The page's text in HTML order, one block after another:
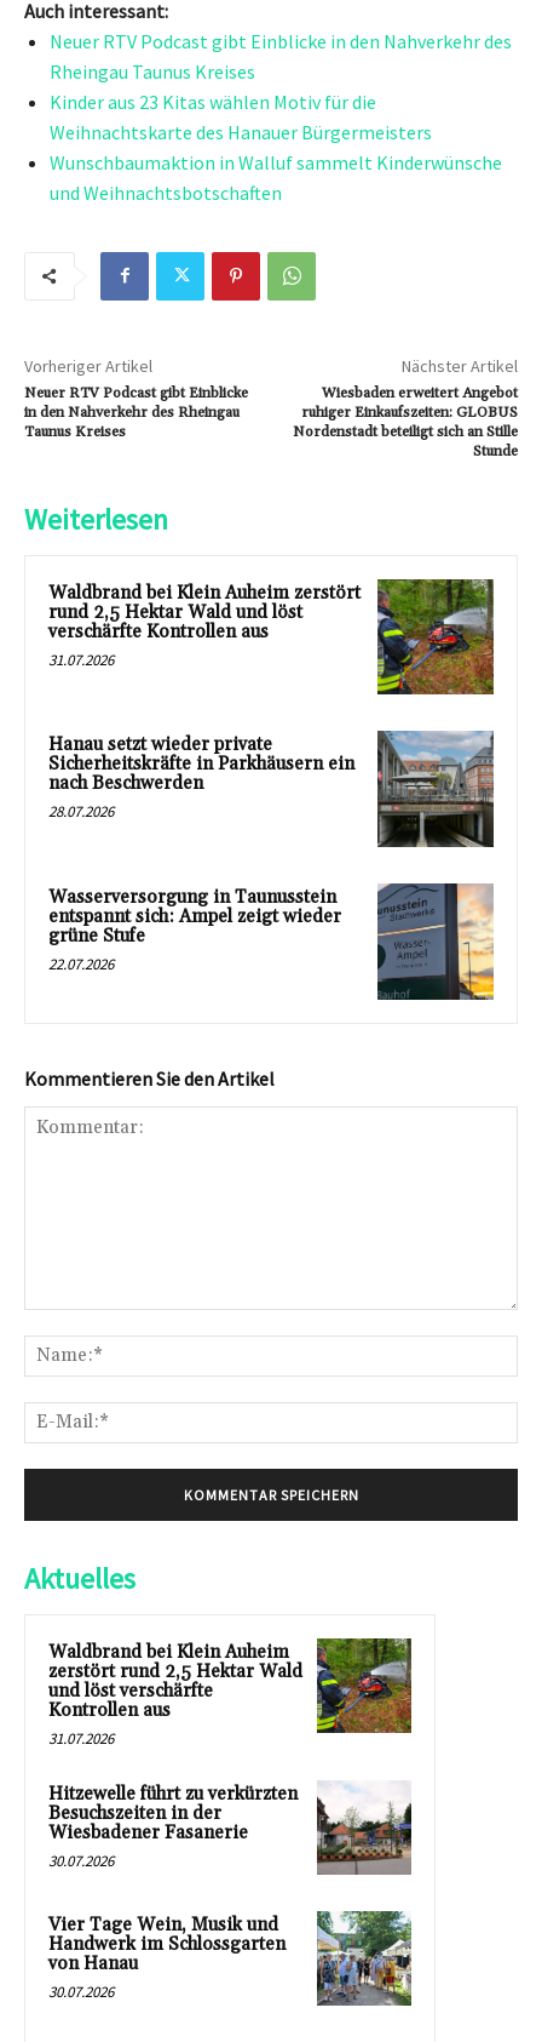
Auch interessant:
Neuer RTV Podcast gibt Einblicke in den Nahverkehr des
Rheingau Taunus Kreises
Kinder aus 23 Kitas wählen Motiv für die
Weihnachtskarte des Hanauer Bürgermeisters
Wunschbaumaktion in Walluf sammelt Kinderwünsche
und Weihnachtsbotschaften
Vorheriger Artikel
Neuer RTV Podcast gibt Einblicke
in den Nahverkehr des Rheingau
Taunus Kreises
Nächster Artikel
Wiesbaden erweitert Angebot
ruhiger Einkaufszeiten: GLOBUS
Nordenstadt beteiligt sich an Stille
Stunde
Weiterlesen
Waldbrand bei Klein Auheim zerstört
rund 2,5 Hektar Wald und löst
verschärfte Kontrollen aus
31.07.2026
Hanau setzt wieder private
Sicherheitskräfte in Parkhäusern ein
nach Beschwerden
28.07.2026
Wasserversorgung in Taunusstein
entspannt sich: Ampel zeigt wieder
grüne Stufe
22.07.2026
Kommentieren Sie den Artikel
Aktuelles
Waldbrand bei Klein Auheim
zerstört rund 2,5 Hektar Wald
und löst verschärfte
Kontrollen aus
31.07.2026
Hitzewelle führt zu verkürzten
Besuchszeiten in der
Wiesbadener Fasanerie
30.07.2026
Vier Tage Wein, Musik und
Handwerk im Schlossgarten
von Hanau
30.07.2026